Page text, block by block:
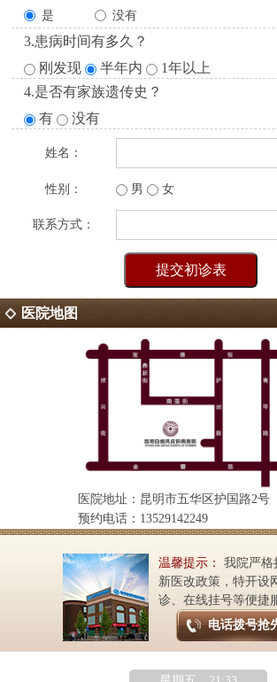
是 没有
3.患病时间有多久？
刚发现
半年内
1年以上
4.是否有家族遗传史？
有
没有
姓名：
性别： 男 女
联系方式：
医院地图
医院地址：昆明市五华区护国路2号
预约电话：13529142249
温馨提示：
我院严格
新医改政策，特开设
诊、在线挂号等便捷
电话拨号抢